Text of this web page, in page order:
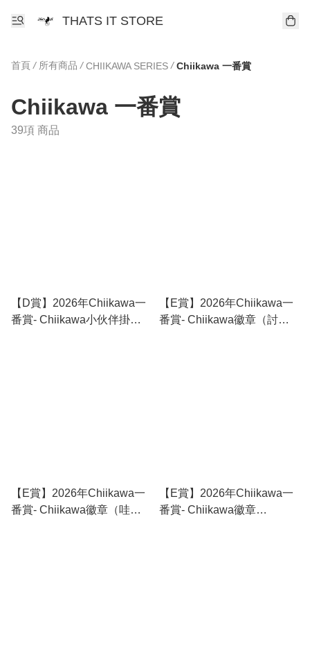
THATS IT STORE
首頁 / 所有商品 / CHIIKAWA SERIES / Chiikawa 一番賞
Chiikawa 一番賞
39項 商品
【D賞】2026年Chiikawa一
番賞- Chiikawa小伙伴掛飾
【E賞】2026年Chiikawa一
番賞- Chiikawa徽章（討厭
【E賞】2026年Chiikawa一
番賞- Chiikawa徽章（哇～
【E賞】2026年Chiikawa一
番賞- Chiikawa徽章